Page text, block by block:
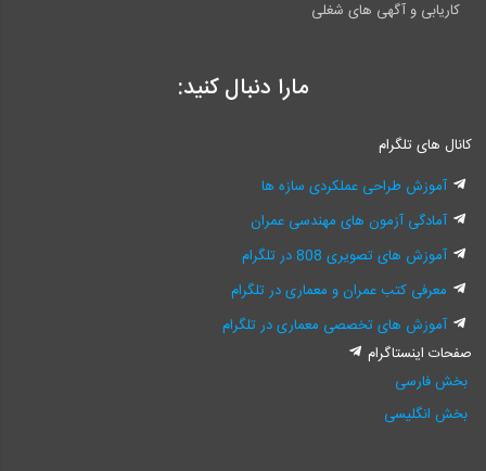
کاریابی و آگهی های شغلی
مارا دنبال کنید:
کانال های تلگرام
آموزش طراحی عملکردی سازه ها
آمادگی آزمون های مهندسی عمران
آموزش های تصویری 808 در تلگرام
معرفی کتب عمران و معماری در تلگرام
آموزش های تخصصی معماری در تلگرام
صفحات اینستاگرام
بخش فارسی
بخش انگلیسی